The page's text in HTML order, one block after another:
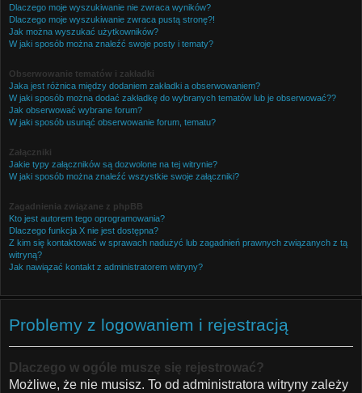
Dlaczego moje wyszukiwanie nie zwraca wyników?
Dlaczego moje wyszukiwanie zwraca pustą stronę?!
Jak można wyszukać użytkowników?
W jaki sposób można znaleźć swoje posty i tematy?
Obserwowanie tematów i zakładki
Jaka jest różnica między dodaniem zakładki a obserwowaniem?
W jaki sposób można dodać zakładkę do wybranych tematów lub je obserwować??
Jak obserwować wybrane forum?
W jaki sposób usunąć obserwowanie forum, tematu?
Załączniki
Jakie typy załączników są dozwolone na tej witrynie?
W jaki sposób można znaleźć wszystkie swoje załączniki?
Zagadnienia związane z phpBB
Kto jest autorem tego oprogramowania?
Dlaczego funkcja X nie jest dostępna?
Z kim się kontaktować w sprawach nadużyć lub zagadnień prawnych związanych z tą
witryną?
Jak nawiązać kontakt z administratorem witryny?
Problemy z logowaniem i rejestracją
Dlaczego w ogóle muszę się rejestrować?
Możliwe, że nie musisz. To od administratora witryny zależy